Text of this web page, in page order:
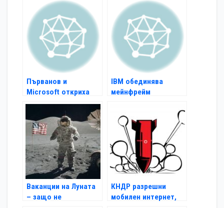
Първанов и
Microsoft откриха
тестови център в
IBM обединява
мейнфрейм
Ваканции на Луната
– защо не
КНДР разрешни
мобилен интернет,